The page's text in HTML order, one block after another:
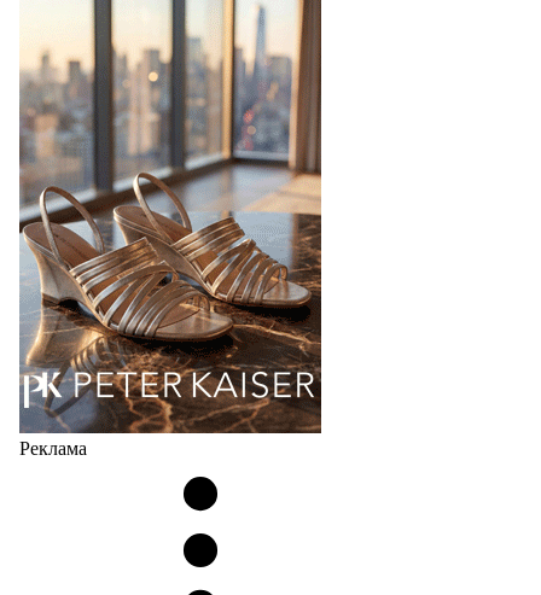
Bubble
Популярный силуэт бренда,1999 года выпуска,
соответствует сегодняшнему тренду на
сникерины (гибридный вариант балеток и
кроссовок обтекаемой формы и с тонкой подошвой).
Но в модели Miu Miu Bubble присутствует еще и…
05.08.2026 2795
Реклама